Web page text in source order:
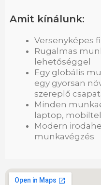
Amit kínálunk:
Versenyképes
Rugalmas
lehetőséggel
Egy globális
egy gyorsan
szereplő
Minden
laptop,
Modern
munkavégzés